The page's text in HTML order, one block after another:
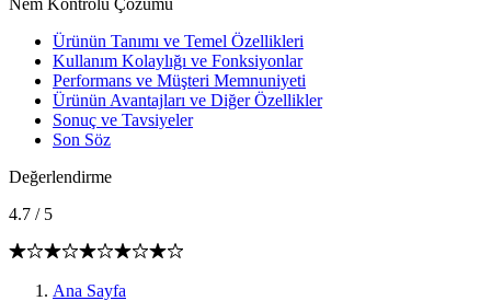
Nem Kontrolü Çözümü
Ürünün Tanımı ve Temel Özellikleri
Kullanım Kolaylığı ve Fonksiyonlar
Performans ve Müşteri Memnuniyeti
Ürünün Avantajları ve Diğer Özellikler
Sonuç ve Tavsiyeler
Son Söz
Değerlendirme
4.7 / 5
Ana Sayfa